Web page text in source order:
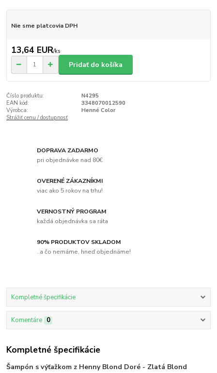
Nie sme platcovia DPH
13,64 EUR/ks
Pridať do košíka
Číslo produktu:
N4295
EAN kód:
3348070012590
Výrobca:
Henné Color
Strážiť cenu / dostupnosť
DOPRAVA ZADARMO
pri objednávke nad 80€
OVERENÉ ZÁKAZNÍKMI
viac ako 5 rokov na trhu!
VERNOSTNÝ PROGRAM
každá objednávka sa ráta
90% PRODUKTOV SKLADOM
..a čo nemáme, hneď objednáme!
Kompletné špecifikácie
Komentáre 0
Kompletné špecifikácie
Šampón s výťažkom z Henny Blond Doré - Zlatá Blond